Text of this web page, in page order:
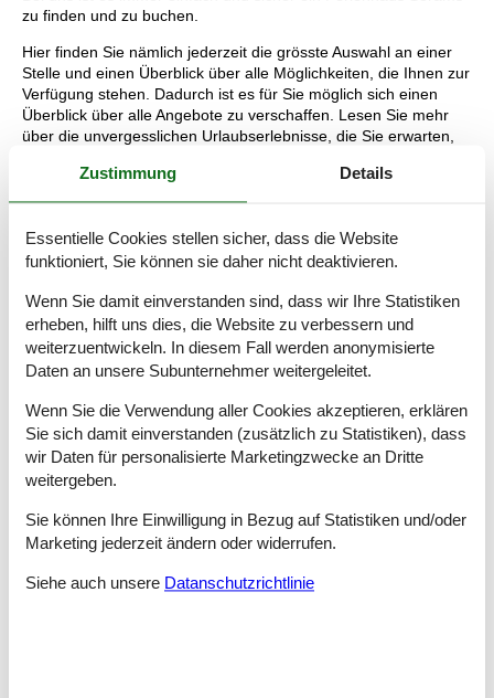
zu finden und zu buchen.
Hier finden Sie nämlich jederzeit die grösste Auswahl an einer
Stelle und einen Überblick über alle Möglichkeiten, die Ihnen zur
Verfügung stehen. Dadurch ist es für Sie möglich sich einen
Überblick über alle Angebote zu verschaffen. Lesen Sie mehr
über die unvergesslichen Urlaubserlebnisse, die Sie erwarten,
ein vermietetes Ferienhaus Serams buchen.
Im Urlaub stehen Kräfte sammeln, Regenerieren und Spaß
Serams in Mecklenburg-Vorpommern voll und ganz gerecht.
Das kleine Dorf auf der faszinierenden Insel Rügen versprüht
einen besonderen Zauber und begrüßt Sie mit ländlichem
Charme. Serams gehört zur Gemeinde Zirkow und erfreut durch
seine attraktive Nähe zu den mondänen Seebädern.
Der Ort im Inselinneren hat eine ländlich-verträumte
Ausstrahlung und sorgt für fantasiebeflügelnde
Entspannungsmomente. Die Spazier-, Wellness- und
Spieloasen vertreiben Stress im Nu und warten direkt vor der
und Fülle. Immer lustig zu geht es in Karls Erlebnis-Dorf in
Zirkow – ob auf der Gänsewiese oder in der Erdbeer-
Zustimmung Details
Essentielle Cookies stellen sicher, dass die Website
funktioniert, Sie können sie daher nicht deaktivieren.
Wenn Sie damit einverstanden sind, dass wir Ihre Statistiken
erheben, hilft uns dies, die Website zu verbessern und
weiterzuentwickeln. In diesem Fall werden anonymisierte
Daten an unsere Subunternehmer weitergeleitet.
Wenn Sie die Verwendung aller Cookies akzeptieren, erklären
Sie sich damit einverstanden (zusätzlich zu Statistiken), dass
wir Daten für personalisierte Marketingzwecke an Dritte
weitergeben.
Sie können Ihre Einwilligung in Bezug auf Statistiken und/oder
Marketing jederzeit ändern oder widerrufen.
Siehe auch unsere Datanschutzrichtlinie